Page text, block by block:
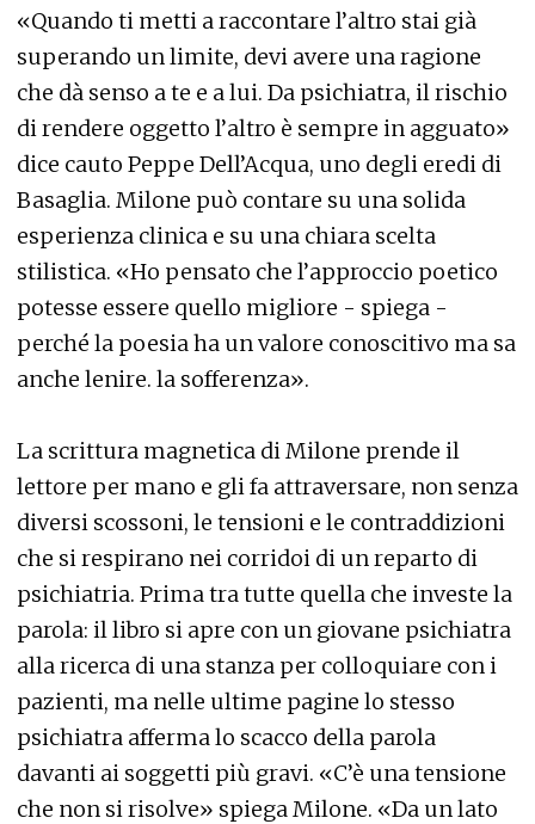
«Quando ti metti a raccontare l’altro stai già
superando un limite, devi avere una ragione
che dà senso a te e a lui. Da psichiatra, il rischio
di rendere oggetto l’altro è sempre in agguato»
dice cauto Peppe Dell’Acqua, uno degli eredi di
Basaglia. Milone può contare su una solida
esperienza clinica e su una chiara scelta
stilistica. «Ho pensato che l’approccio poetico
potesse essere quello migliore - spiega -
perché la poesia ha un valore conoscitivo ma sa
anche lenire. la sofferenza».
La scrittura magnetica di Milone prende il
lettore per mano e gli fa attraversare, non senza
diversi scossoni, le tensioni e le contraddizioni
che si respirano nei corridoi di un reparto di
psichiatria. Prima tra tutte quella che investe la
parola: il libro si apre con un giovane psichiatra
alla ricerca di una stanza per colloquiare con i
pazienti, ma nelle ultime pagine lo stesso
psichiatra afferma lo scacco della parola
davanti ai soggetti più gravi. «C’è una tensione
che non si risolve» spiega Milone. «Da un lato